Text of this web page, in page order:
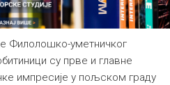
Филолошко-уметничког
су прве и главне
импресије у пољском граду